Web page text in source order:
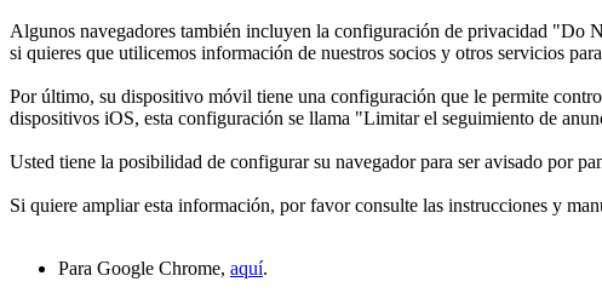
Algunos navegadores también incluyen la configuración de privacidad "Do
si quieres que utilicemos información de nuestros socios y otros servicios
Por último, su dispositivo móvil tiene una configuración que le permite
dispositivos iOS, esta configuración se llama "Limitar el seguimiento de
Usted tiene la posibilidad de configurar su navegador para ser avisado por
Si quiere ampliar esta información, por favor consulte las instrucciones y
Para Google Chrome, aquí.